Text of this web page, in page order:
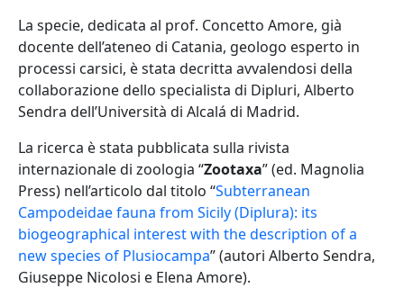
La specie, dedicata al prof. Concetto Amore, già
docente dell’ateneo di Catania, geologo esperto in
processi carsici, è stata decritta avvalendosi della
collaborazione dello specialista di Dipluri, Alberto
Sendra dell’Università di Alcalá di Madrid.
La ricerca è stata pubblicata sulla rivista
internazionale di zoologia “Zootaxa” (ed. Magnolia
Press) nell’articolo dal titolo “Subterranean
Campodeidae fauna from Sicily (Diplura): its
biogeographical interest with the description of a
new species of Plusiocampa” (autori Alberto Sendra,
Giuseppe Nicolosi e Elena Amore).